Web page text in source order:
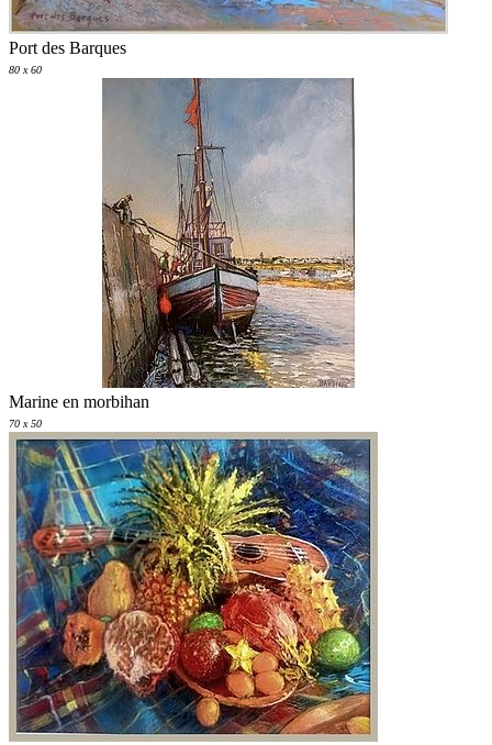
Port des Barques
80 x 60
Marine en morbihan
70 x 50